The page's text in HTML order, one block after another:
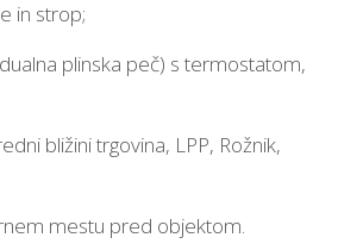
in strop;
plinska peč) s termostatom,
bližini trgovina, LPP, Rožnik,
mestu pred objektom.